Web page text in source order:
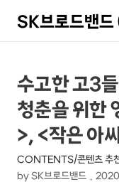
SK브로드밴드
상
세
컨
텐
츠
본
문
제
목
수고한 고3
청춘을 위한
>, <작은 아
CONTENTS/콘텐츠 추
by SK브로드밴드